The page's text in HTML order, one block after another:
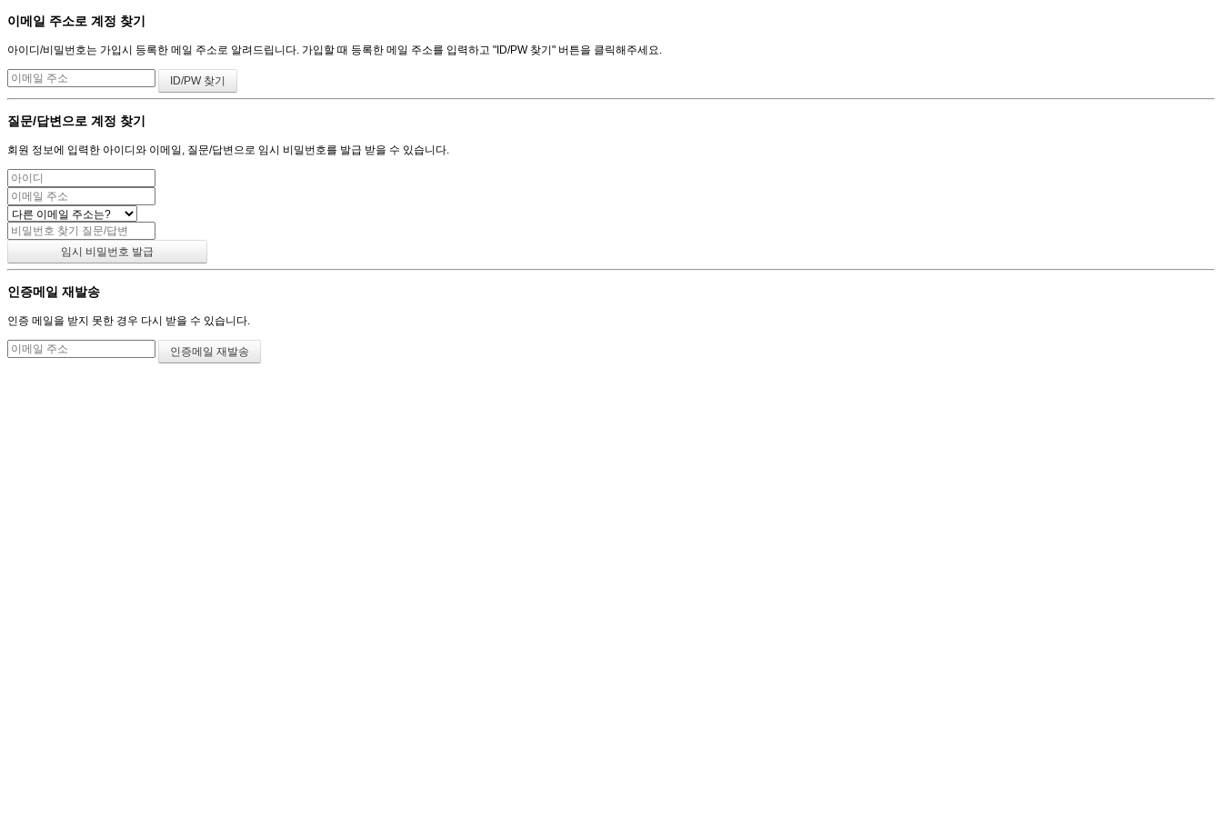
이메일 주소로 계정 찾기
아이디/비밀번호는 가입시 등록한 메일 주소로 알려드립니다. 가입할 때 등록한 메일 주소를 입력하고 "ID/PW 찾기" 버튼을 클릭해주세요.
질문/답변으로 계정 찾기
회원 정보에 입력한 아이디와 이메일, 질문/답변으로 임시 비밀번호를 발급 받을 수 있습니다.
인증메일 재발송
인증 메일을 받지 못한 경우 다시 받을 수 있습니다.